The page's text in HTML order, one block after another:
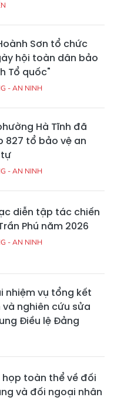
Sơn tổ chức
hội toàn dân bảo
Tổ quốc"
- AN NINH
Hà Tĩnh đã
827 tổ bảo vệ an
- AN NINH
diễn tập tác chiến
Phú năm 2026
- AN NINH
nhiệm vụ tổng kết
nghiên cứu sửa
Điều lệ Đảng
họp toàn thể về đối
và đối ngoại nhân